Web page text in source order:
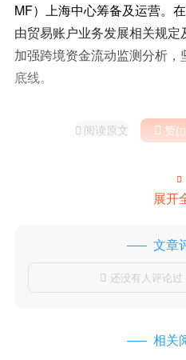
MF）上海中心筹备及运营。
由贸易账户业务发展相关规定
加强跨境资金流动监测分析
底线。
 阅读原文  赞(

展开
文章
 还没有人评论过
相关